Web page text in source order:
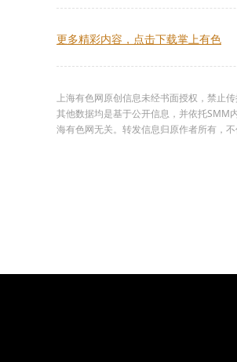
更多精彩内容，点击下载掌上有色
上海有色网原创信息未经书面授权，禁止
其他数据均是基于公开信息，并依托SMM
海有色网无关。转发信息归原作者所有，